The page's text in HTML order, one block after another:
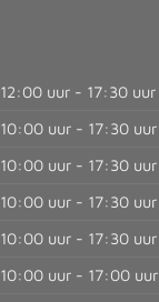
12:00 uur - 17:30 uur
10:00 uur - 17:30 uur
10:00 uur - 17:30 uur
10:00 uur - 17:30 uur
10:00 uur - 17:30 uur
10:00 uur - 17:00 uur